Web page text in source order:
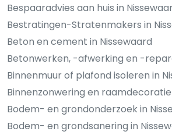
Bespaaradvies aan huis in
Bestratingen-Stratenmakers in
Beton en cement in Nissewaard
Betonwerken, -afwerking en -
Binnenmuur of plafond isoleren in
Binnenzonwering en
Bodem- en grondonderzoek in
Bodem- en grondsanering in